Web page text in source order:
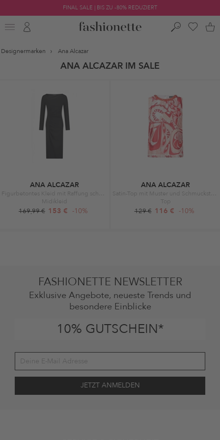
FINAL SALE | BIS ZU -80% REDUZIERT
Designermarken Ana Alcazar
ANA ALCAZAR IM SALE
ANA ALCAZAR
Midikleid
169,99 € 153 € -10%
ANA ALCAZAR
Top
129 € 116 € -10%
FASHIONETTE NEWSLETTER
Exklusive Angebote, neueste Trends und
besondere Einblicke
10% GUTSCHEIN*